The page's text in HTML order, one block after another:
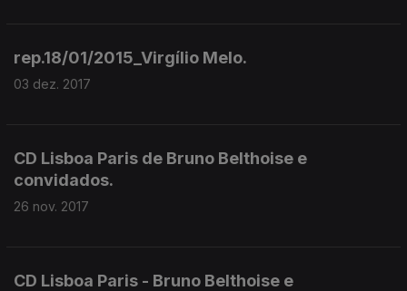
rep.18/01/2015_Virgílio Melo.
03 dez. 2017
CD Lisboa Paris de Bruno Belthoise e
convidados.
26 nov. 2017
CD Lisboa Paris - Bruno Belthoise e